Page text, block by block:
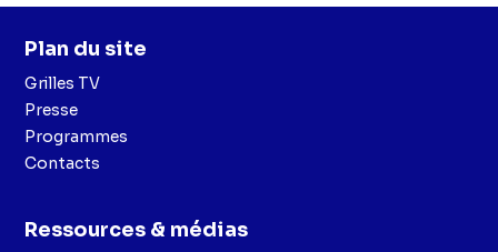
Plan du site
Grilles TV
Presse
Programmes
Contacts
Ressources & médias